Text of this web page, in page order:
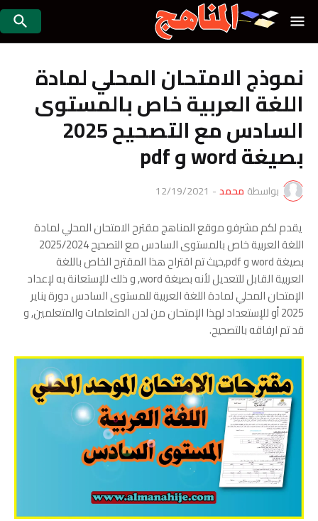
نموذج الامتحان المحلي لمادة
اللغة العربية خاص بالمستوى
السادس مع التصحيح 2025
بصيغة word و pdf
بواسطة محمد-
12/19/2021
يقدم لكم مشرفو موقع المناهج مقترح الامتحان المحلي لمادة
اللغة العربية خاص بالمستوى السادس مع التصحيح 2025/2024
بصيغة word و pdf,حيث تم اقتراح هذا المقترح الخاص باللغة
العربية القابل للتعديل لأنه بصيغة word, و ذلك للإستعانة به لإعداد
الإمتحان المحلي لمادة اللغة العربية للمستوى السادس دورة يناير
2025 أو للإستعداد لهذا الإمتحان من لدن المتعلمات والمتعلمين, و
قد تم ارفاقه بالتصحيح.